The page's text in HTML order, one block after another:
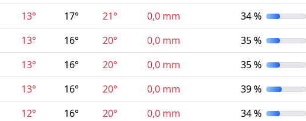
13° 17° 21° 0,0 mm 34 %
13° 16° 20° 0,0 mm 35 %
13° 16° 20° 0,0 mm 35 %
13° 16° 20° 0,0 mm 39 %
12° 16° 20° 0,0 mm 34 %